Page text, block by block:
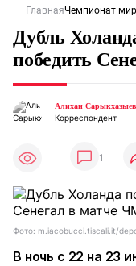
ГлавнаяЧемпионат
Дубль
победить
Алихан Сарыкхазыев
Корреспондент
1
Фото: m.iacobucci.tiscali.it/
В ночь с 22 на 23